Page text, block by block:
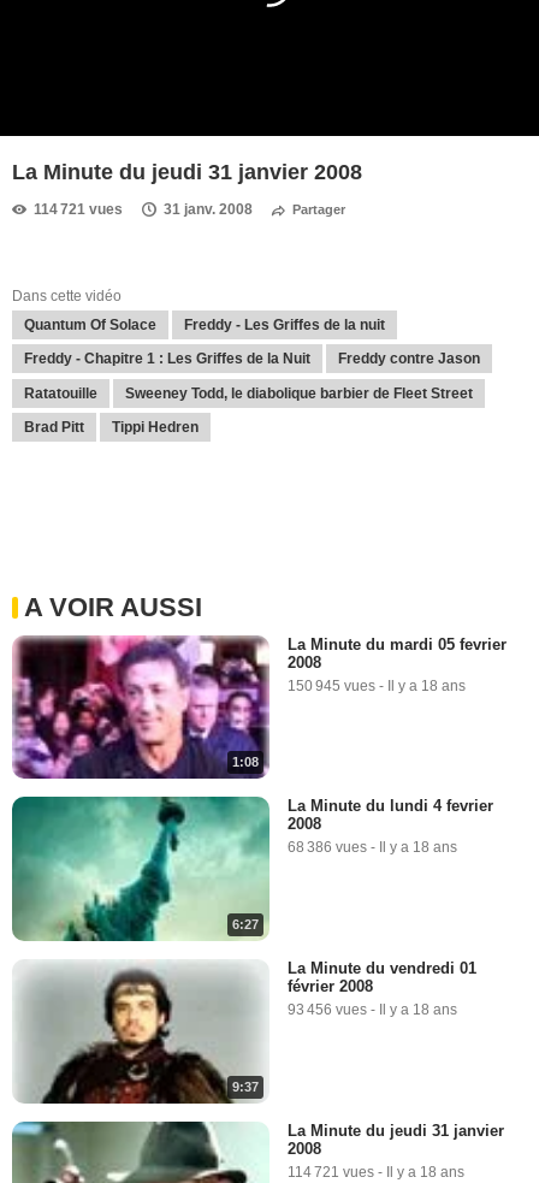
La Minute du jeudi 31 janvier 2008
114 721 vues 31 janv. 2008 Partager
Dans cette vidéo
Quantum Of Solace
Freddy - Les Griffes de la nuit
Freddy - Chapitre 1 : Les Griffes de la Nuit Freddy contre Jason
Ratatouille Sweeney Todd, le diabolique barbier de Fleet Street
Brad Pitt Tippi Hedren
A VOIR AUSSI
1:08
La Minute du mardi 05 fevrier
2008
150 945 vues - Il y a 18 ans
6:27
La Minute du lundi 4 fevrier
2008
68 386 vues - Il y a 18 ans
9:37
La Minute du vendredi 01
février 2008
93 456 vues - Il y a 18 ans
La Minute du jeudi 31 janvier
2008
114 721 vues - Il y a 18 ans